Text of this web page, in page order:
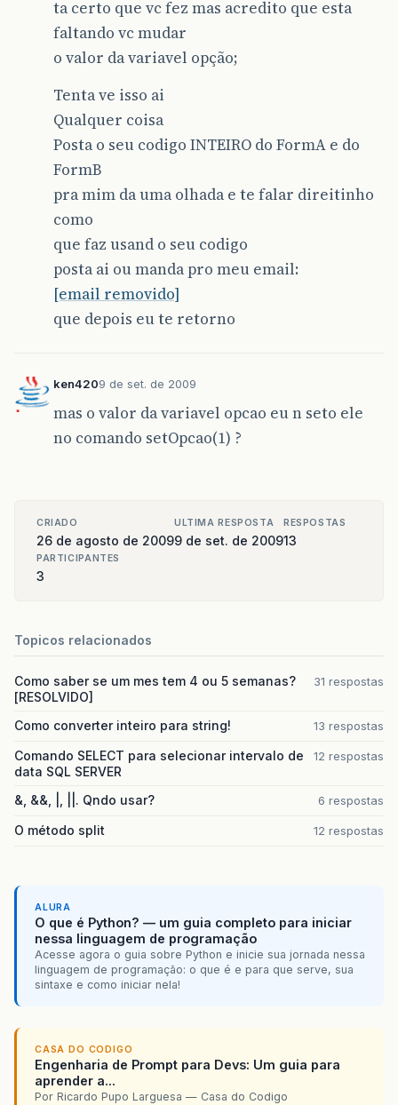
ta certo que vc fez mas acredito que esta
faltando vc mudar
o valor da variavel opção;
Tenta ve isso ai
Qualquer coisa
Posta o seu codigo INTEIRO do FormA e do
FormB
pra mim da uma olhada e te falar direitinho
como
que faz usand o seu codigo
posta ai ou manda pro meu email:
[email removido]
que depois eu te retorno
ken4209 de set. de 2009
mas o valor da variavel opcao eu n seto ele
no comando setOpcao(1) ?
CRIADO
26 de agosto de 2009
ULTIMA RESPOSTA
9 de set. de 2009
RESPOSTAS
13
PARTICIPANTES
3
Topicos relacionados
Como saber se um mes tem 4 ou 5 semanas?
[RESOLVIDO]
31 respostas
Como converter inteiro para string! 13 respostas
Comando SELECT para selecionar intervalo de
data SQL SERVER
12 respostas
&, &&, |, ||. Qndo usar? 6 respostas
O método split 12 respostas
ALURA
O que é Python? — um guia completo para iniciar
nessa linguagem de programação
Acesse agora o guia sobre Python e inicie sua jornada nessa
linguagem de programação: o que é e para que serve, sua
sintaxe e como iniciar nela!
CASA DO CODIGO
Engenharia de Prompt para Devs: Um guia para
aprender a...
Por Ricardo Pupo Larguesa — Casa do Codigo